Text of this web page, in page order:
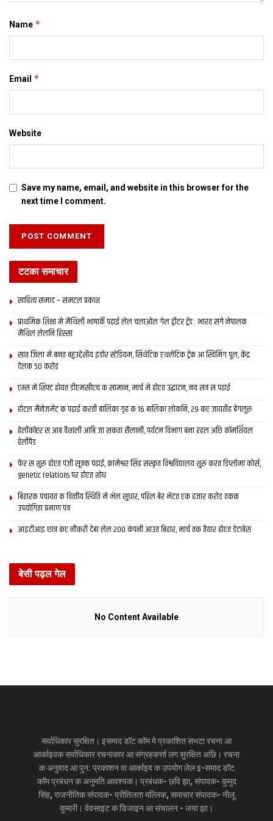
Name *
Email *
Website
Save my name, email, and website in this browser for the
next time I comment.
टटका समाचार
साहित्य समाद – समटल प्रकाश
प्राथमिक शि‍क्षा मे मैथि‍ली भाषाकेँ पढ़ाई लेल चलाओल गेल ट्वीटर ट्रेंड : भारत संगे नेपालक
मैथिल लेलनि हिस्सा
सात जिला मे बनत बहुउद्देशीय इंडोर स्‍टेडि‍यम, सिंथेटिक एथलेटिक ट्रेक आ स्विमिंग पुल, केंद्र
देलक 50 करोड़
एम्स मे शिफ्ट होयत डीएमसीएच क सामान, मार्च मे होएत उद्घाटन, नव सत्र स पढाई
होटल मैनेजमेंट क पढ़ाई करती बालिका गृह क 16 बालिका लोकनि, 29 कए जायतीह बेंगलुरु
हेलीकॉप्टर स आब वैशाली आबि जा सकता सैलानी, पर्यटन विभाग बना रहल अछि कॉमर्शियल
हेलीपैड
फेर स शुरू होएत पंजी सूत्रक पढाई, कामेश्वर सिंह संस्कृत विश्वविद्यालय शुरू करत डिप्लोमा कोर्स,
genetic relations पर होएत शोध
बिहारक पंचायत क वित्‍तीय स्थिति मे भेल सुधार, पहिल बेर भेटत एक हजार करोड़ तकक
उपयोगिता प्रमाण पत्र
आइटीआइ छात्र कए नौकरी देबा लेल 200 कंपनी आउत बिहार, मार्च तक तैयार होएत डेटाबेस
बेसी पढ़ल गेल
No Content Available
सर्वाधिकार सुरक्षित। इसमाद डॉट कॉम मे प्रकाशित सभटा रचना आ
आर्काइवक सर्वाधिकार रचनाकार आ संग्रहकर्त्ता लग सुरक्षित अछि। रचना
क अनुवाद आ पुन: प्रकाशन वा आर्काइव क उपयोग लेल इ-समाद डॉट
कॉम प्रबंधन क अनुमति आवश्यक। प्रबंधक- छवि झा, संपादक- कुमुद
सिंह, राजनीतिक संपादक- प्रीतिलता मल्लिक, समाचार संपादक- नीलू
कुमारी। वेवसाइट क डिजाइन आ संचालन - जया झा।